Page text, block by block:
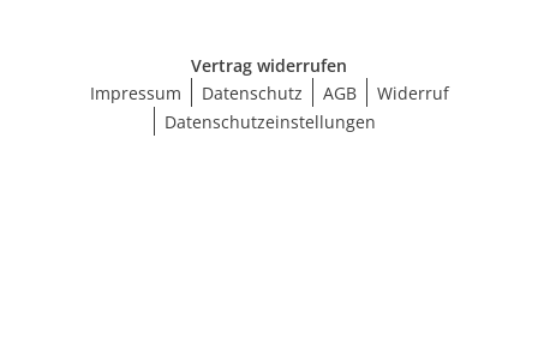
Vertrag widerrufen
Impressum
Datenschutz AGB
Widerruf
Datenschutzeinstellungen